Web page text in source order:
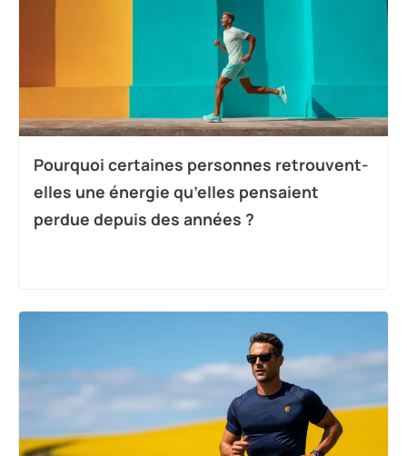
Pourquoi certaines personnes retrouvent-
elles une énergie qu’elles pensaient
perdue depuis des années ?